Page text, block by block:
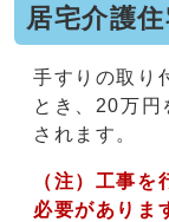
居宅介護
手すりの取り
とき、20万円
されます。
（注）工事
必要がありま